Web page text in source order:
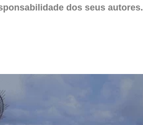
dos seus autores.